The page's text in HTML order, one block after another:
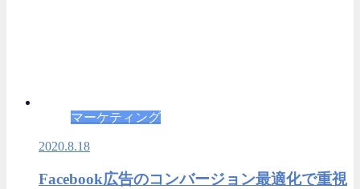
マーケティング
2020.8.18
Facebook広告のコンバージョン最適化で重視